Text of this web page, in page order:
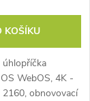
KOŠÍKU
úhlopříčka
WebOS, 4K -
obnovovací